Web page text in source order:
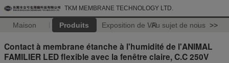
TKM MEMBRANE TECHNOLOGY LTD.
Maison Produits Exposition de VRAu sujet de nous >>
Contact à membrane étanche à l'humidité de l'ANIMAL
FAMILIER LED flexible avec la fenêtre claire, C.C 250V